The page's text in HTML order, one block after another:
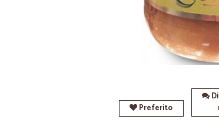
Preferito